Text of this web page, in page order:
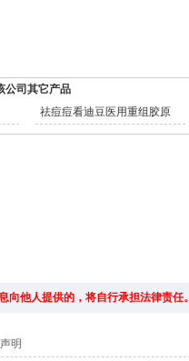
公司其它产品
祛痘痘看迪豆医用重组胶原
他人提供的，将自行承担法律责任。
明